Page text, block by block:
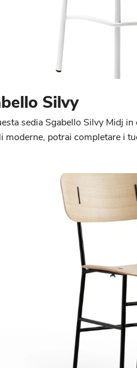
Silvy
sedia Sgabello Silvy Midj
moderne, potrai completare i